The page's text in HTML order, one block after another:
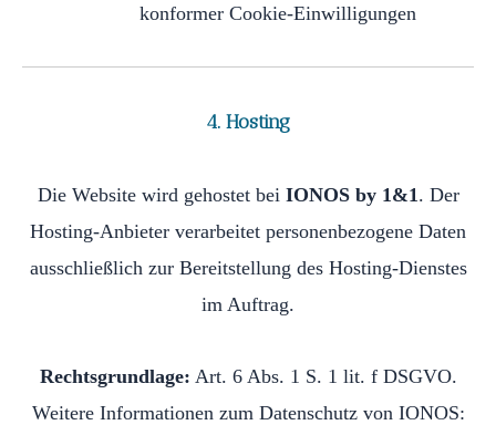
konformer Cookie-Einwilligungen
4. Hosting
Die Website wird gehostet bei IONOS by 1&1. Der
Hosting-Anbieter verarbeitet personenbezogene Daten
ausschließlich zur Bereitstellung des Hosting-Dienstes
im Auftrag.
Rechtsgrundlage: Art. 6 Abs. 1 S. 1 lit. f DSGVO.
Weitere Informationen zum Datenschutz von IONOS: